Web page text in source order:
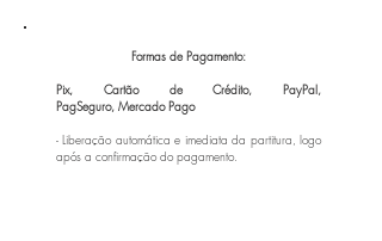
Formas de Pagamento:
Pix, Cartão de Crédito, PayPal,
PagSeguro, Mercado Pago
- Liberação automática e imediata da partitura, logo
após a confirmação do pagamento.